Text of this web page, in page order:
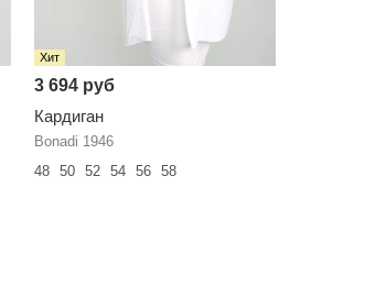
Хит
3 694 руб
Кардиган
Bonadi 1946
48
50 52 54 56 58